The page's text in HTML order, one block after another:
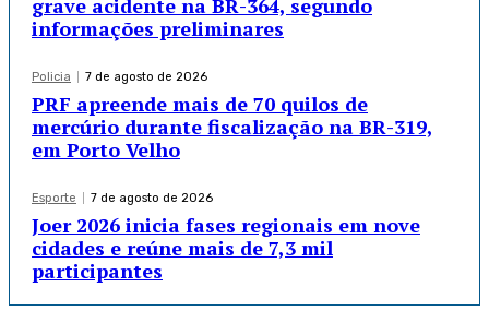
grave acidente na BR-364, segundo
informações preliminares
Policia 7 de agosto de 2026
PRF apreende mais de 70 quilos de
mercúrio durante fiscalização na BR-319,
em Porto Velho
Esporte 7 de agosto de 2026
Joer 2026 inicia fases regionais em nove
cidades e reúne mais de 7,3 mil
participantes